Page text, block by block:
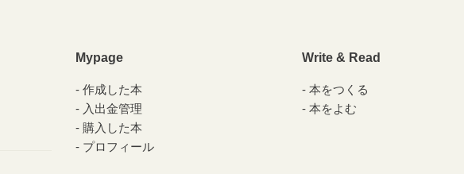
Mypage
作成した本
入出金管理
購入した本
プロフィール
Write & Read
本をつくる
本をよむ